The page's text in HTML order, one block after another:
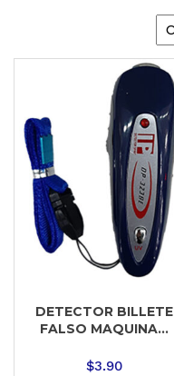
DETECTOR BILLETE
FALSO MAQUINA...
$3.90